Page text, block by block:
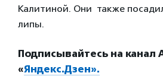
Калитиной. Они также
липы.
Подписывайтесь на канал
«Яндекс.Дзен».